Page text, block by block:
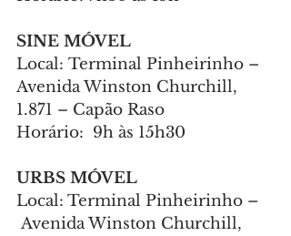
SINE MÓVEL
Local: Terminal Pinheirinho –
Avenida Winston Churchill,
1.871 – Capão Raso
Horário:  9h às 15h30
URBS MÓVEL
Local: Terminal Pinheirinho –
Avenida Winston Churchill,